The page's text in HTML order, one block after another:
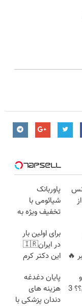
پاوربانک
شیائومی با
تخفیف ویژه به
برای اولین بار
در ایران🇮🇷
این دکتر کرم
روزه ساخت!
بخیه داری؟؟ 3
پایان دغدغه
هزینه های
دندان پزشکی با